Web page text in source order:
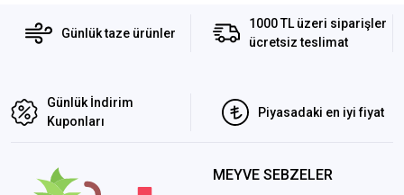
Günlük taze ürünler
1000 TL üzeri siparişler
ücretsiz teslimat
Günlük İndirim
Kuponları
Piyasadaki en iyi fiyat
MEYVE SEBZELER